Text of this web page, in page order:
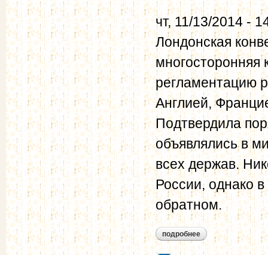
чт, 11/13/2014 -
Лондонская
регламентацию
Англией,
Подтвердила
объявлялись в
всех держав.
России, однако
обратном.
подробнее о лондонская